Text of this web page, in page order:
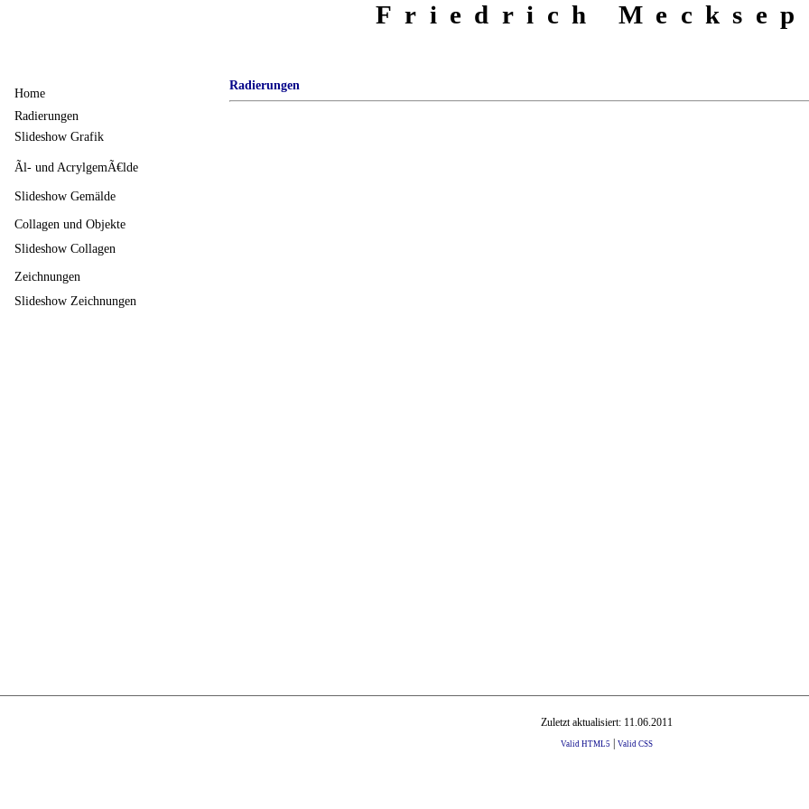
Friedrich
Radierungen
Home
Radierungen
Slideshow Grafik
Ãl- und AcrylgemÃ€lde
Slideshow Gemälde
Collagen und Objekte
Slideshow Collagen
Zeichnungen
Slideshow Zeichnungen
Zuletzt aktualisiert: 11.06.2011
Valid HTML5 Valid CSS